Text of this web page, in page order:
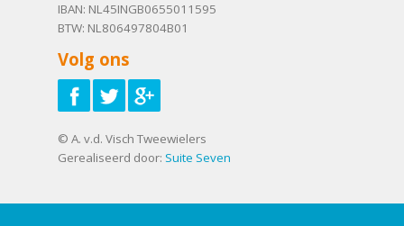
IBAN: NL45INGB0655011595
BTW: NL806497804B01
Volg ons
© A. v.d. Visch Tweewielers
Gerealiseerd door: Suite Seven